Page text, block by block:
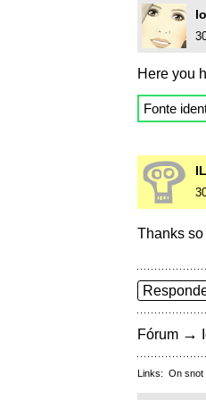
Here you
Fonte
Thanks so
Fórum →
Links: On snot